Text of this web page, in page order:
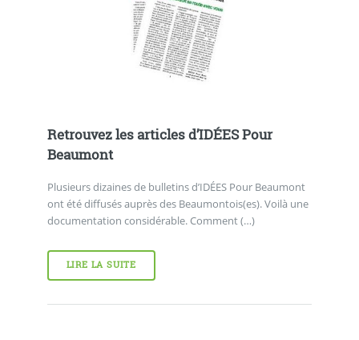
Retrouvez les articles d’IDÉES Pour
Beaumont
Plusieurs dizaines de bulletins d’IDÉES Pour Beaumont
ont été diffusés auprès des Beaumontois(es). Voilà une
documentation considérable. Comment (…)
LIRE LA SUITE